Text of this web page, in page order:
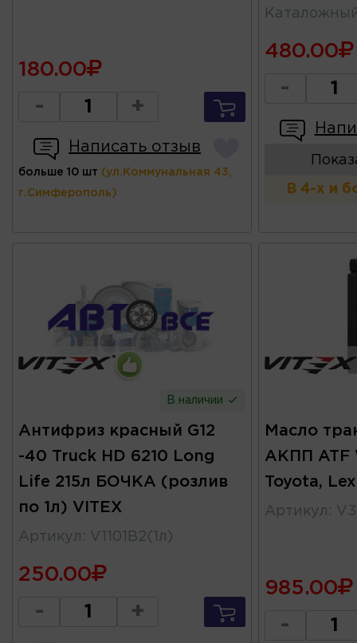
180.00
- +
Написать отзыв
больше 10 шт (ул.Коммунальная 43,
г.Симферополь)
480.00
-
В 4-х и
В наличии
Антифриз красный G12
-40 Truck HD 6210 Long
Life 215л БОЧКА (розлив
по 1л) VITEX
Артикул : V1101B2(1л)
250.00
- +
Масло
АКПП ATF
Toyota,
Артикул :
985.00
-